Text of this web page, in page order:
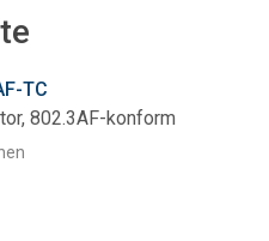
TC
802.3AF-konform